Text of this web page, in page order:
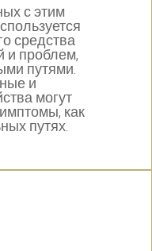
с этим
средства
и проблем,
путями.
и
могут
как
путях.